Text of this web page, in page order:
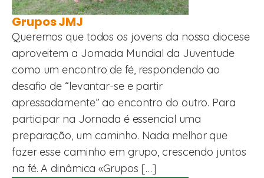
Grupos JMJ
Queremos que todos os jovens da nossa diocese
aproveitem a Jornada Mundial da Juventude
como um encontro de fé, respondendo ao
desafio de “levantar-se e partir
apressadamente” ao encontro do outro. Para
participar na Jornada é essencial uma
preparação, um caminho. Nada melhor que
fazer esse caminho em grupo, crescendo juntos
na fé. A dinâmica «Grupos […]